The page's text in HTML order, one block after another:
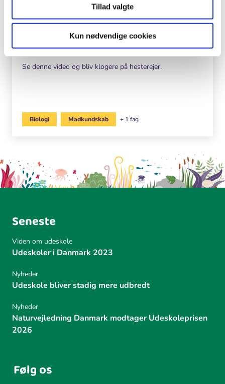
Tillad valgte
Kun nødvendige cookies
99 arter at se før du bliver voksen:
HESTEREJE
Se denne video og bliv klogere på hesterejer.
Biologi Madkundskab + 1 fag
Seneste
Viden om udeskole
Udeskoler i Danmark 2023
Nyheder
Udeskole bliver stadig mere udbredt
Nyheder
Naturvejledning Danmark modtager Udeskoleprisen
2026
Følg os